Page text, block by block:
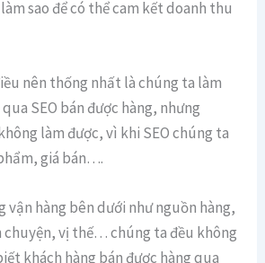
sao để có thể cam kết doanh thu
nên thống nhất là chúng ta làm
SEO bán được hàng, nhưng
làm được, vì khi SEO chúng ta
giá bán….
vận hàng bên dưới như nguồn hàng,
chuyện, vị thế… chúng ta đều không
khách hàng bán được hàng qua